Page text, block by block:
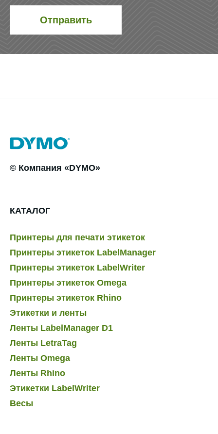
© Компания «DYMO»
КАТАЛОГ
Принтеры для печати этикеток
Принтеры этикеток LabelManager
Принтеры этикеток LabelWriter
Принтеры этикеток Omega
Принтеры этикеток Rhino
Этикетки и ленты
Ленты LabelManager D1
Ленты LetraTag
Ленты Omega
Ленты Rhino
Этикетки LabelWriter
Весы